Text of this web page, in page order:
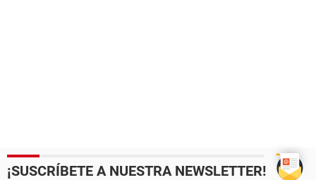
¡SUSCRÍBETE A NUESTRA NEWSLETTER!